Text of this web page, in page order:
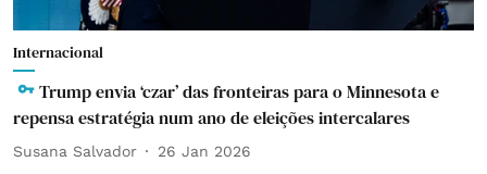
Internacional
Trump envia ‘czar’ das fronteiras para o Minnesota e
repensa estratégia num ano de eleições intercalares
Susana Salvador 26 Jan 2026